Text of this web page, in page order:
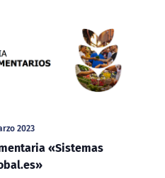
2023
«Sistemas